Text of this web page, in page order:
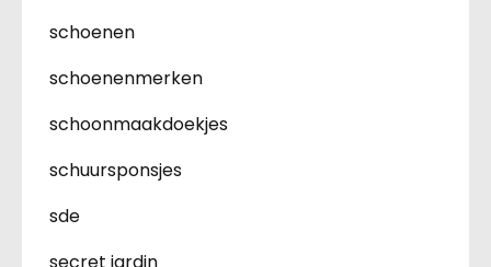
schoenen
schoenenmerken
schoonmaakdoekjes
schuursponsjes
sde
secret jardin